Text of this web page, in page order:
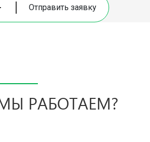
Отправить заявку
РАБОТАЕМ?